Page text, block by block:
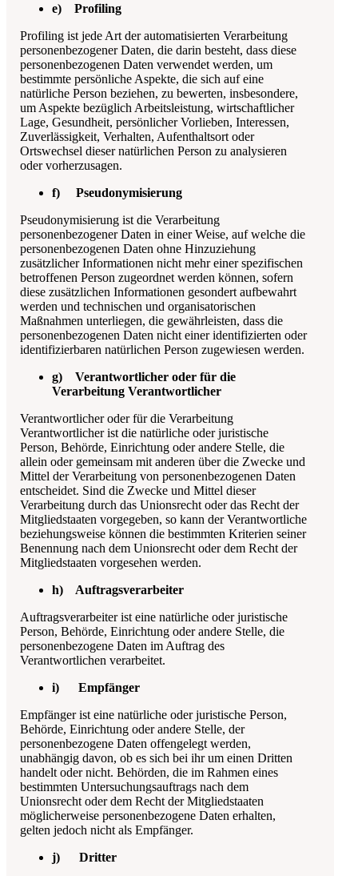
e) Profiling
Profiling ist jede Art der automatisierten Verarbeitung
personenbezogener Daten, die darin besteht, dass diese
personenbezogenen Daten verwendet werden, um
bestimmte persönliche Aspekte, die sich auf eine
natürliche Person beziehen, zu bewerten, insbesondere,
um Aspekte bezüglich Arbeitsleistung, wirtschaftlicher
Lage, Gesundheit, persönlicher Vorlieben, Interessen,
Zuverlässigkeit, Verhalten, Aufenthaltsort oder
Ortswechsel dieser natürlichen Person zu analysieren
oder vorherzusagen.
f) Pseudonymisierung
Pseudonymisierung ist die Verarbeitung
personenbezogener Daten in einer Weise, auf welche die
personenbezogenen Daten ohne Hinzuziehung
zusätzlicher Informationen nicht mehr einer spezifischen
betroffenen Person zugeordnet werden können, sofern
diese zusätzlichen Informationen gesondert aufbewahrt
werden und technischen und organisatorischen
Maßnahmen unterliegen, die gewährleisten, dass die
personenbezogenen Daten nicht einer identifizierten oder
identifizierbaren natürlichen Person zugewiesen werden.
g) Verantwortlicher oder für die
Verarbeitung Verantwortlicher
Verantwortlicher oder für die Verarbeitung
Verantwortlicher ist die natürliche oder juristische
Person, Behörde, Einrichtung oder andere Stelle, die
allein oder gemeinsam mit anderen über die Zwecke und
Mittel der Verarbeitung von personenbezogenen Daten
entscheidet. Sind die Zwecke und Mittel dieser
Verarbeitung durch das Unionsrecht oder das Recht der
Mitgliedstaaten vorgegeben, so kann der Verantwortliche
beziehungsweise können die bestimmten Kriterien seiner
Benennung nach dem Unionsrecht oder dem Recht der
Mitgliedstaaten vorgesehen werden.
h) Auftragsverarbeiter
Auftragsverarbeiter ist eine natürliche oder juristische
Person, Behörde, Einrichtung oder andere Stelle, die
personenbezogene Daten im Auftrag des
Verantwortlichen verarbeitet.
i) Empfänger
Empfänger ist eine natürliche oder juristische Person,
Behörde, Einrichtung oder andere Stelle, der
personenbezogene Daten offengelegt werden,
unabhängig davon, ob es sich bei ihr um einen Dritten
handelt oder nicht. Behörden, die im Rahmen eines
bestimmten Untersuchungsauftrags nach dem
Unionsrecht oder dem Recht der Mitgliedstaaten
möglicherweise personenbezogene Daten erhalten,
gelten jedoch nicht als Empfänger.
j) Dritter